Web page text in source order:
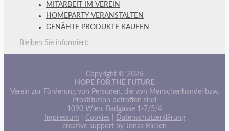
MITARBEIT IM VEREIN
HOMEPARTY VERANSTALTEN
GENÄHTE PRODUKTE KAUFEN
Bleiben Sie informiert:
Copyright © 2026
HOPE FOR THE FUTURE
Verein zur Förderung von Personen, die von Menschenhandel bzw.
Prostitution betroffen sind
1090 Wien, Badgasse 1-7/5/4
Impressum
Cookies|
Datenschutzerklärung
creative support by Jonas Ricken